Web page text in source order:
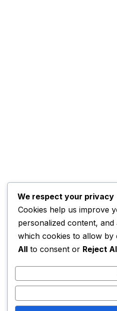
We respect your privacy
Cookies help us improve
personalized content,
which cookies to allow by
All to consent or Reject